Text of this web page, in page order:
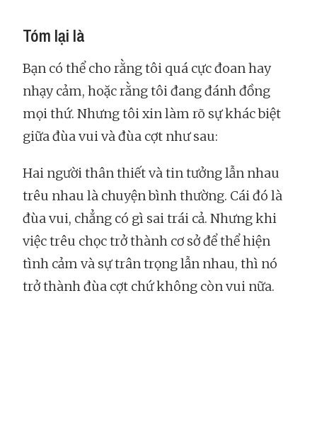
Tóm lại là
Bạn có thể cho rằng tôi quá cực đoan hay
nhạy cảm, hoặc rằng tôi đang đánh đồng
mọi thứ. Nhưng tôi xin làm rõ sự khác biệt
giữa đùa vui và đùa cợt như sau:
Hai người thân thiết và tin tưởng lẫn nhau
trêu nhau là chuyện bình thường. Cái đó là
đùa vui, chẳng có gì sai trái cả. Nhưng khi
việc trêu chọc trở thành cơ sở để thể hiện
tình cảm và sự trân trọng lẫn nhau, thì nó
trở thành đùa cợt chứ không còn vui nữa.